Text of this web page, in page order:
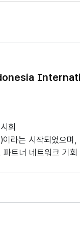
회
라는 시작되었으며
트너 네트워크 기회